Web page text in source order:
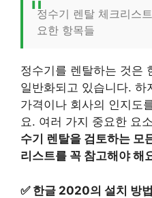
정수기 렌탈 체크리스
요한 항목들
정수기를 렌탈하는 것은
일반화되고 있습니다. 하
가격이나 회사의 인지도
요. 여러 가지 중요한 요
수기 렌탈을 검토하는 모
리스트를 꼭 참고해야 해
✅ 한글 2020의 설치 방